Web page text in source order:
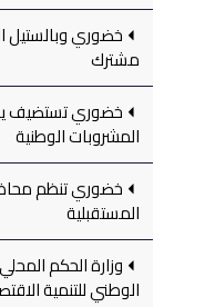
خضوري وبالستيل
مشترك
خضوري تستضيف
المشروبات الوطنية
خضوري تنظم
المستقبلية
وزارة الحكم
الوطني للتنمية